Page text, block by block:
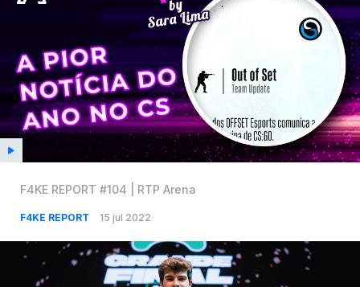
F4KE REPORT #104 | RTP Arena
F4KE REPORT 15 jul 2022